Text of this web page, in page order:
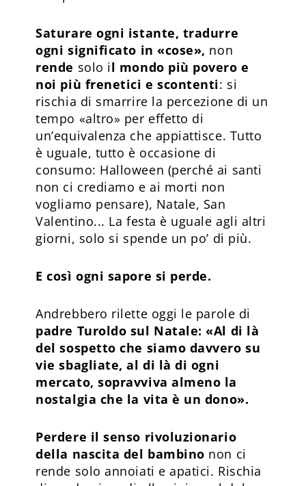
Saturare ogni istante, tradurre
ogni significato in «cose», non
rende solo il mondo più povero e
noi più frenetici e scontenti: si
rischia di smarrire la percezione di un
tempo «altro» per effetto di
un’equivalenza che appiattisce. Tutto
è uguale, tutto è occasione di
consumo: Halloween (perché ai santi
non ci crediamo e ai morti non
vogliamo pensare), Natale, San
Valentino... La festa è uguale agli altri
giorni, solo si spende un po’ di più.
E così ogni sapore si perde.
Andrebbero rilette oggi le parole di
padre Turoldo sul Natale: «Al di là
del sospetto che siamo davvero su
vie sbagliate, al di là di ogni
mercato, sopravviva almeno la
nostalgia che la vita è un dono».
Perdere il senso rivoluzionario
della nascita del bambino non ci
rende solo annoiati e apatici. Rischia